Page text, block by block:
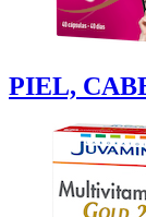
PIEL,